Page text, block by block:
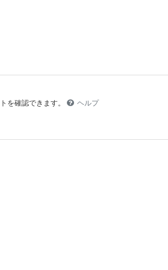
を確認できます。 ヘルプ